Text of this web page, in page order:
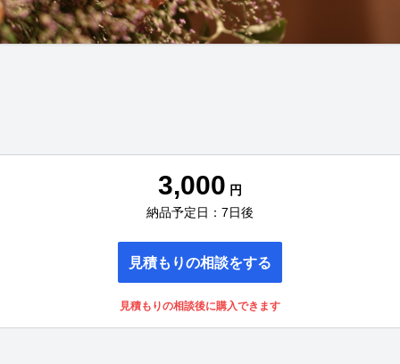
3,000 円
納品予定日：7日後
見積もりの相談をする
見積もりの相談後に購入できます